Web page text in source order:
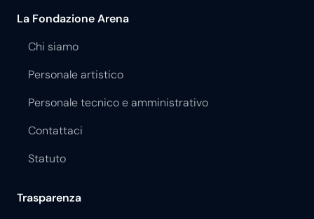
La Fondazione Arena
Chi siamo
Personale artistico
Personale tecnico e amministrativo
Contattaci
Statuto
Trasparenza